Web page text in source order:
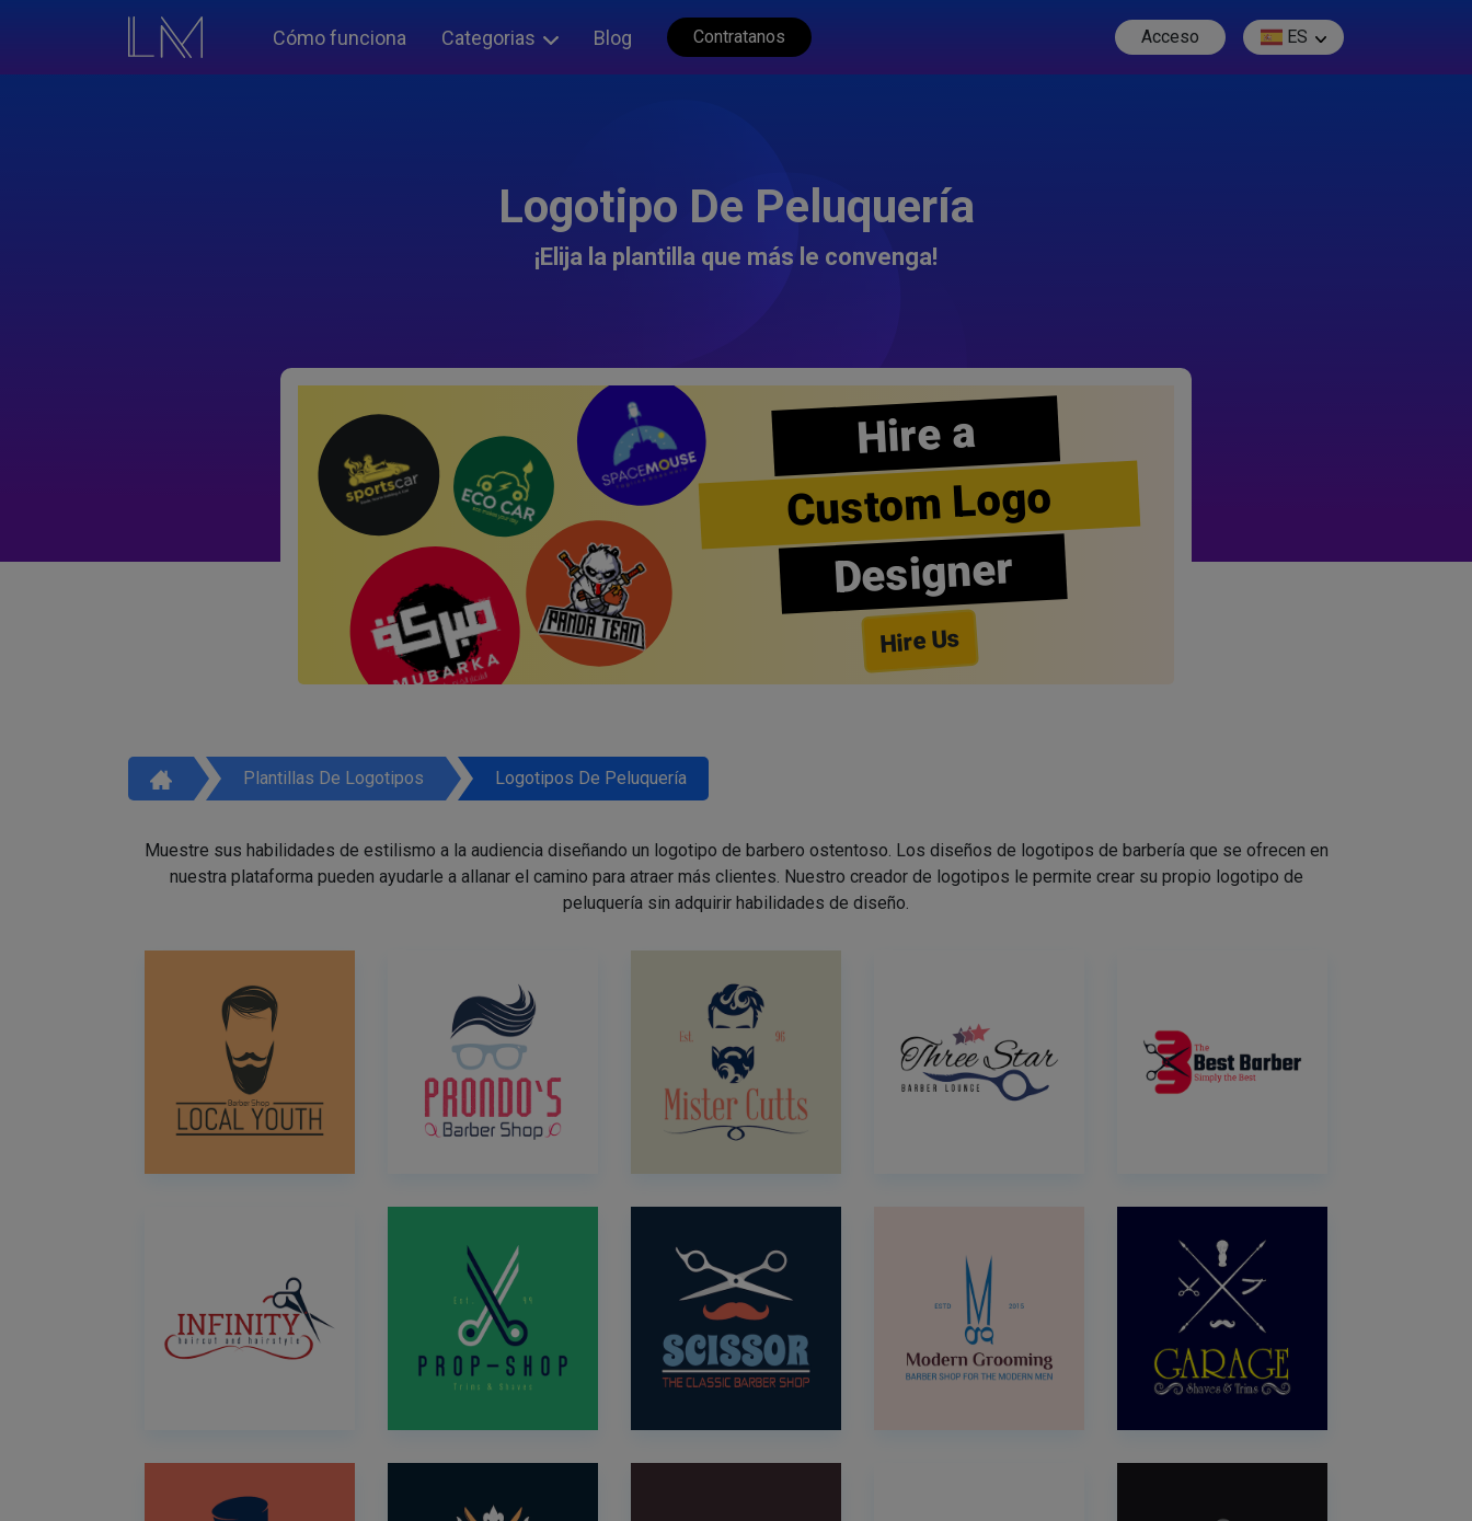
Cómo funciona Categorias Blog Contratanos Acceso ES
Logotipo De Peluquería
¡Elija la plantilla que más le convenga!
Hire a
Custom Logo
Designer
Hire Us
Plantillas De Logotipos Logotipos De Peluquería
Muestre sus habilidades de estilismo a la audiencia diseñando un logotipo de barbero ostentoso. Los diseños de logotipos de barbería que se ofrecen en
nuestra plataforma pueden ayudarle a allanar el camino para atraer más clientes. Nuestro creador de logotipos le permite crear su propio logotipo de
peluquería sin adquirir habilidades de diseño.